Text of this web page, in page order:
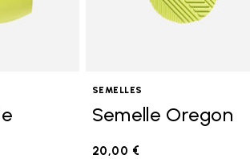
SEMELLES
Semelle Oregon
20,00 €